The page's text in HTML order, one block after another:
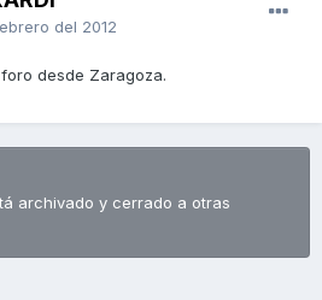
del 2012
desde Zaragoza.
archivado y cerrado a otras